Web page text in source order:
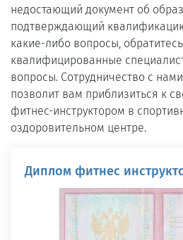
недостающий документ об
подтверждающий
какие-либо вопросы,
квалифицированные
вопросы. Сотрудничество с
позволит вам приблизиться к
фитнес-инструктором в
оздоровительном центре.
Диплом фитнес